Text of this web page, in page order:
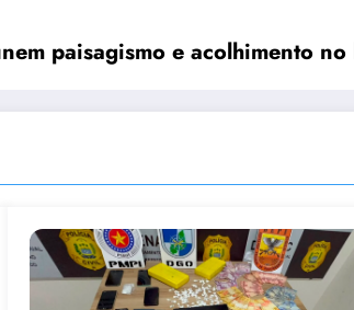
paisagismo e acolhimento no